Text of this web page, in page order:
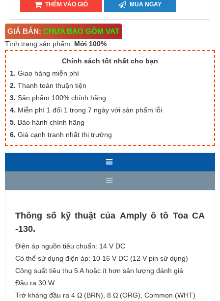
THÊM VÀO GIỎ MUA NGAY
GIÁ BÁN: CHƯA BAO GỒM VAT
Tình trạng sản phẩm: Mới 100%
Chính sách tốt nhất cho bạn
1. Giao hàng miễn phí
2. Thanh toán thuận tiện
3. Sản phẩm 100% chính hãng
4. Miễn phí 1 đổi 1 trong 7 ngày với sản phẩm lỗi
5. Bảo hành chính hãng
6. Giá cạnh tranh nhất thị trường
Thông số kỹ thuật của Amply ô tô Toa CA
-130.
Điện áp nguồn tiêu chuẩn: 14 V DC
Có thể sử dụng điện áp: 10 16 V DC (12 V pin sử dụng)
Công suất tiêu thụ 5 A hoặc ít hơn sản lượng đánh giá
Đầu ra 30 W
Trở kháng đầu ra 4 Ω (BRN), 8 Ω (ORG), Common (WHT)